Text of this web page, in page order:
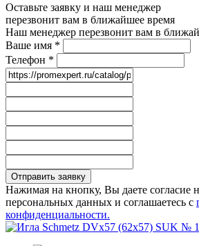
Оставьте заявку и наш менеджер
перезвонит вам в ближайшее время
Наш менеджер перезвонит вам в
Ваше имя *
Телефон *
Отправить заявку
Нажимая на кнопку, Вы даете согласие
персональных данных и соглашаетесь с
конфиденциальности.